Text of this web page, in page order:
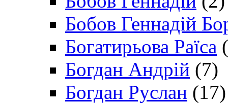
Бобов Геннадій
Богатирьова Раїса
Богдан Андрій (7)
Богдан Руслан (17)